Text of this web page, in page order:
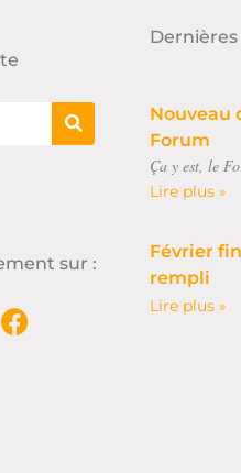
sur :
Dernières
Nouveau
Forum
Ça y est, le
Lire plus »
Février
rempli
Lire plus »